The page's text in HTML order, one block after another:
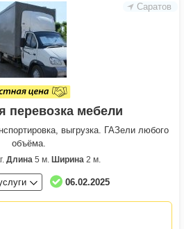
Саратов
перевозка мебели
выгрузка. ГАЗели любого
объёма.
Длина5 м. Ширина2 м.
06.02.2025